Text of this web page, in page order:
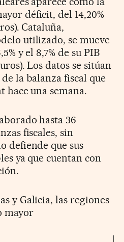
déficit, del 14,20%
Cataluña,
utilizado, se mueve
y el 8,7% de su PIB
Los datos se sitúan
la balanza fiscal que
una semana.
hasta 36
fiscales, sin
defiende que sus
ya que cuentan con
y Galicia, las regiones
mayor